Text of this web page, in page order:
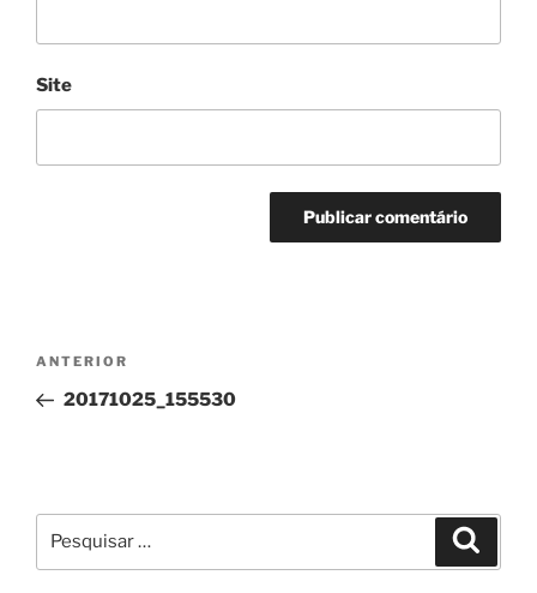
Site
Navegação
artigos
Conteúdo
anterior
ANTERIOR
20171025_155530
por: